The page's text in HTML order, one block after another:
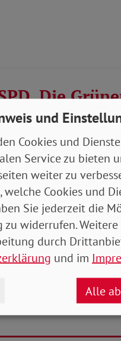
Die
wagen. Bündnis für
90 / DIE…
und
Cookies und
Service zu bieten
weiter zu
welche Cookies und
Sie jederzeit die
widerrufen.
durch
und im
Alle